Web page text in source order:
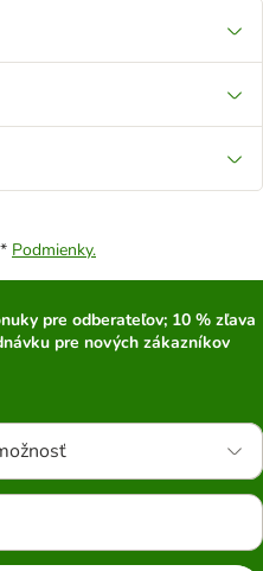
Podmienky.
pre odberateľov; 10 % zľava
pre nových zákazníkov